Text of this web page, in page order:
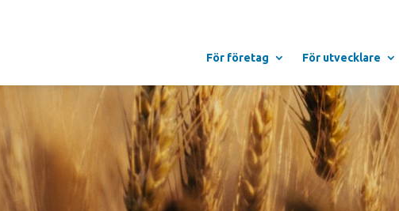
För företag För utvecklare